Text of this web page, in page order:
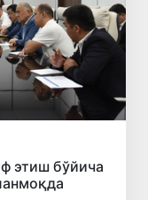
этиш бўйича